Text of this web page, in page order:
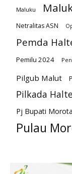
Maluku
Netralitas ASN
Pemda
Pemilu 2024
Pilgub Malut
Pilkada
Pj Bupati
Pulau